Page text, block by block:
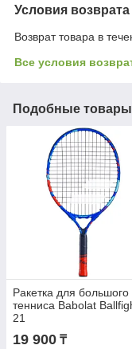
Условия возврата
Возврат товара в
Все условия
Подобные
Ракетка для большого
тенниса Babolat
21
19 900 ₸